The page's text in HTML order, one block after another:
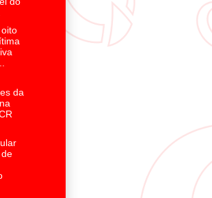
da